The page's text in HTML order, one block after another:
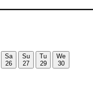
Sa
26
Su
27
Tu
29
We
30